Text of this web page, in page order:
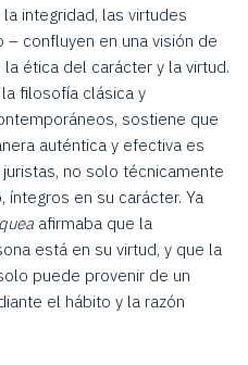
integridad, las virtudes
confluyen en una visión de
ética del carácter y la virtud.
filosofía clásica y
sostiene que
auténtica y efectiva es
no solo técnicamente
en su carácter. Ya
afirmaba que la
está en su virtud, y que la
puede provenir de un
el hábito y la razón